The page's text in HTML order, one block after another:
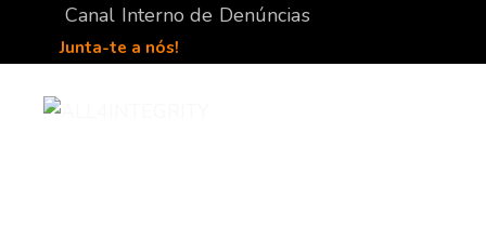
Canal Interno de Denúncias
Junta-te a nós!